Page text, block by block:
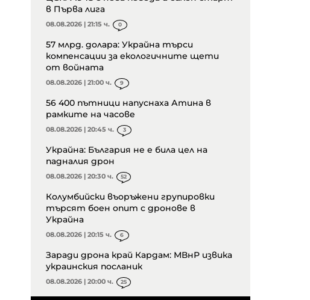
в Първа лига
08.08.2026 | 21:15 ч. 0
57 млрд. долара: Украйна търси
компенсации за екологичните щети
от войната
08.08.2026 | 21:00 ч. 9
56 400 пътници напуснаха Атина в
рамките на часове
08.08.2026 | 20:45 ч. 3
Украйна: България не е била цел на
падналия дрон
08.08.2026 | 20:30 ч. 52
Колумбийски въоръжени групировки
търсят боен опит с дронове в
Украйна
08.08.2026 | 20:15 ч. 6
Заради дрона край Кардам: МВнР извика
украинския посланик
08.08.2026 | 20:00 ч. 25